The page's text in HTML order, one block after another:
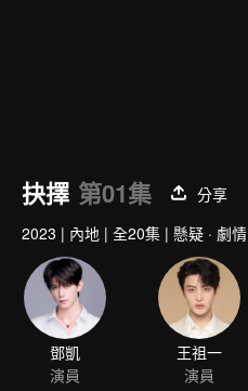
抉擇 第01集
分享
2023 | 內地 | 全20集 | 懸疑 · 劇情